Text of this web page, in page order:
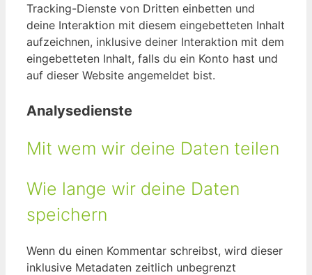
Tracking-Dienste von Dritten einbetten und
deine Interaktion mit diesem eingebetteten Inhalt
aufzeichnen, inklusive deiner Interaktion mit dem
eingebetteten Inhalt, falls du ein Konto hast und
auf dieser Website angemeldet bist.
Analysedienste
Mit wem wir deine Daten teilen
Wie lange wir deine Daten
speichern
Wenn du einen Kommentar schreibst, wird dieser
inklusive Metadaten zeitlich unbegrenzt